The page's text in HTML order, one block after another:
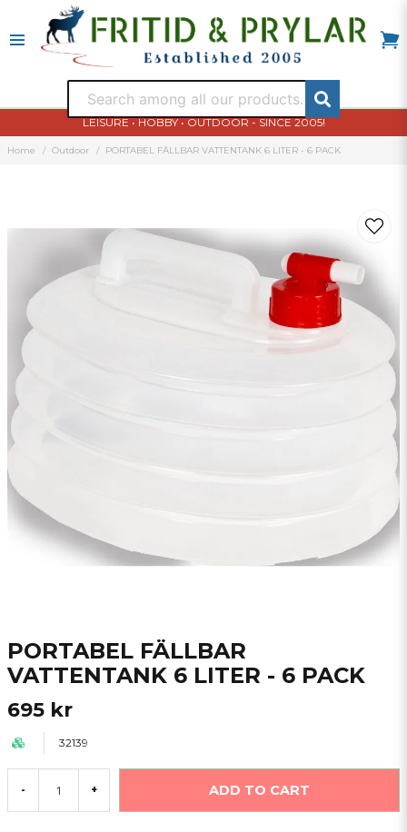
LEISURE • HOBBY • OUTDOOR - SINCE 2005!
Home Outdoor PORTABEL FÄLLBAR VATTENTANK 6 LITER - 6 PACK
PORTABEL FÄLLBAR
VATTENTANK 6 LITER - 6 PACK
695 kr
32139
- + ADD TO CART